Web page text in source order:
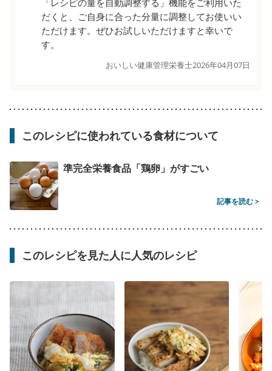
だくと、ご自身に合った分量に調整してお使いい
ただけます。ぜひお試しいただけますと幸いで
す。
おいしい健康管理栄養士2026年04月07日
このレシピに使われている食材について
準完全栄養食品「鶏卵」がすごい
記事を読む >
このレシピを見た人に人気のレシピ